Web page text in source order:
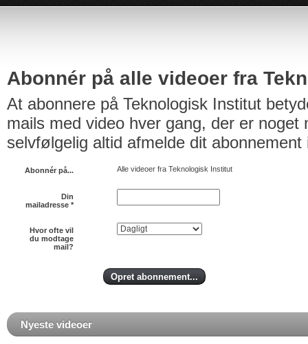
Abonnér på alle videoer fra
At abonnere på Teknologisk Institut
mails med video hver gang, der er noget
selvfølgelig altid afmelde dit abonnement
Abonnér på... Alle videoer fra Teknologisk Institut
Din
mailadresse *
Hvor ofte vil
du modtage
mail?
Nyeste videoer